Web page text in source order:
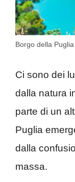
Borgo della
Ci sono dei
dalla natura
parte di un
Puglia
dalla
massa.